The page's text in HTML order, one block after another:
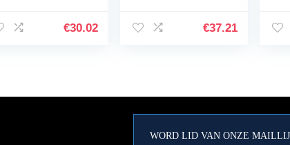
€30.02
€37.21
WORD LID VAN ONZE